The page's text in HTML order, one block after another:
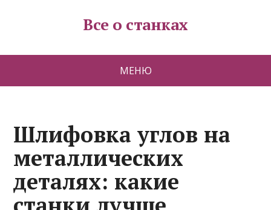
Все о станках
МЕНЮ
Шлифовка углов на
металлических
деталях: какие